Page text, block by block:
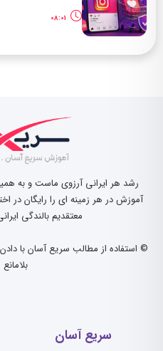
رشد هر ایرانی آرزوی ماست و به
آموزش در هر زمینه ای را رایگان در
معتقدیم بالندگی
© استفاده از مطالب سریع آسان با
سریع آسان